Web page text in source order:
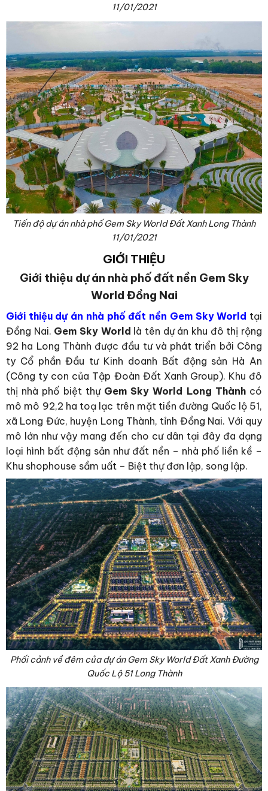
11/01/2021
Tiến độ dự án nhà phố Gem Sky World Đất Xanh Long Thành
11/01/2021
GIỚI THIỆU
Giới thiệu dự án nhà phố đất nền Gem Sky
World Đồng Nai
Giới thiệu dự án nhà phố đất nền Gem Sky World tại
Đồng Nai. Gem Sky World là tên dự án khu đô thị rộng
92 ha Long Thành được đầu tư và phát triển bởi Công
ty Cổ phần Đầu tư Kinh doanh Bất động sản Hà An
(Công ty con của Tập Đoàn Đất Xanh Group). Khu đô
thị nhà phố biệt thự Gem Sky World Long Thànhcó
mô mô 92,2 ha toạ lạc trên mặt tiền đường Quốc lộ 51,
xã Long Đức, huyện Long Thành, tỉnh Đồng Nai. Với quy
mô lớn như vậy mang đến cho cư dân tại đây đa dạng
loại hình bất động sản như đất nền – nhà phố liền kề –
Khu shophouse sầm uất – Biệt thự đơn lập, song lập.
Phối cảnh về đêm của dự án Gem Sky World Đất Xanh Đường
Quốc Lộ 51 Long Thành